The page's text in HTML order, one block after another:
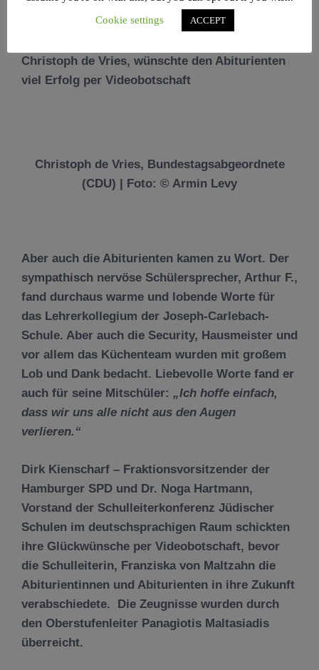
Levy
Christoph de Vries, wünschte den Abiturienten
viel Erfolg per Videobotschaft
Christoph de Vries, Bundestagsabgeordnete
(CDU) | Foto: © Armin Levy
Aber auch die Abiturienten kamen zu Wort. Der
sympathisch nervöse Schülersprecher, Arthur F.,
fand durchaus warme und lobende Worte für
das Lehrerkollegium der Joseph-Carlebach-
Schule. Aber auch die Security, Hausmeister und
vor allem das Küchenteam wurden mit großem
Lob und Dank bedacht. Liebevolle Worte fand er
auch für seine Mitschüler: „Ich hoffe einfach,
dass wir uns alle nicht aus den Augen
verlieren.“
Dirk Kienscharf – Fraktionsvorsitzender der
Hamburger SPD und Dr. Noga Hartmann,
Vorstand der Schulleiterkonferenz Jüdischer
Schulen im deutschsprachigen Raum schickten
ihre Glückwünsche per Videobotschaft, bevor
die Schulleiterin, Franziska von Maltzahn die
Abiturientinnen und Abiturienten in ihre Zukunft
verabschiedete. Die Zeugnisse wurden durch
den Oberstufenleiter Panagiotis Maltasiadis
überreicht.
Cookie settings
ACCEPT